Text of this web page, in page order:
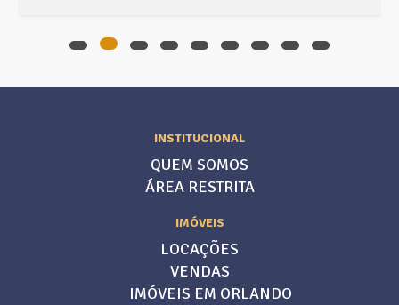
INSTITUCIONAL
QUEM SOMOS
ÁREA RESTRITA
IMÓVEIS
LOCAÇÕES
VENDAS
IMÓVEIS EM ORLANDO